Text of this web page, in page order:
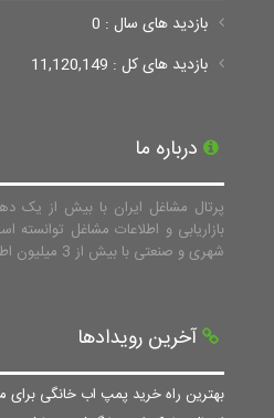
بازدید های سال : 0
بازدید های کل : 11,120,149
درباره ما
پرتال مشاغل ایران با بیش از یک
بازاریابی و اطلاعات مشاغل
شهری و صنعتی با بیش از 3 میلیون اطلاعات جمع آوری نماید.
آخرین رویدادها
بهترین راه خرید پمپ اب خانگی برای